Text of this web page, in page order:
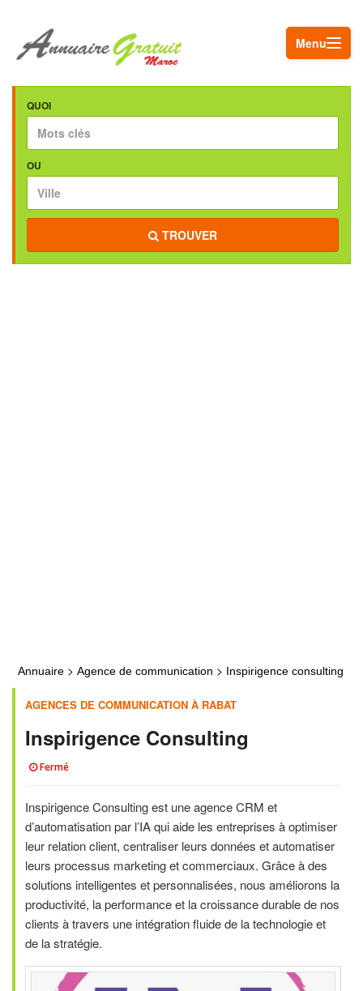
Menu
QUOI
OU
TROUVER
Annuaire > Agence de communication > Inspirigence consulting
AGENCES DE COMMUNICATION À RABAT
Inspirigence Consulting
Fermé
Inspirigence Consulting est une agence CRM et
d’automatisation par l’IA qui aide les entreprises à optimiser
leur relation client, centraliser leurs données et automatiser
leurs processus marketing et commerciaux. Grâce à des
solutions intelligentes et personnalisées, nous améliorons la
productivité, la performance et la croissance durable de nos
clients à travers une intégration fluide de la technologie et
de la stratégie.